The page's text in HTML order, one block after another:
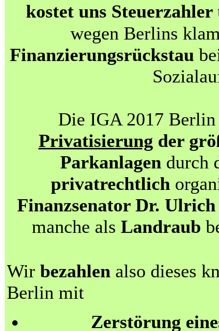
kostet uns
wegen Berlins
Finanzierungsrückstau
Die IGA 2017
Privatisierung der
Parkanlagendurch
privatrechtlich
Finanzsenator Dr.
manche als Landraub
Wir bezahlen also dieses
Berlin mit
Zerstörung